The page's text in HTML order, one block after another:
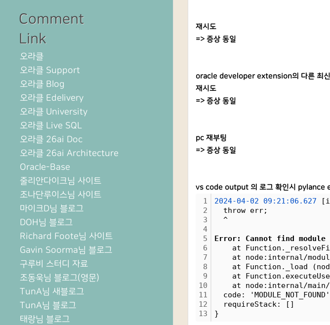
Comment
Link
오라클
오라클 Support
오라클 Blog
오라클 Edelivery
오라클 University
오라클 Live SQL
오라클 26ai Doc
오라클 26ai Architecture
Oracle-Base
줄리안다이크님 사이트
조나단루이스님 사이트
마이크D님 블로그
DOH님 블로그
Richard Foote님 사이트
Gavin Soorma님 블로그
구루비 스터디 자료
조동욱님 블로그(영문)
TunA님 새블로그
TunA님 블로그
태랑님 블로그
재시도
=> 증상 동일
oracle developer extension의 다른 최신
재시도
=> 증상 동일
pc 재부팅
=> 증상 동일
vs code output 의 로그 확인시 pylance
1
2
3
4
5
6
7
8
9
10
11
12
13
2024-04-02 09:21:06.627
throw err;
^
Error: Cannot find module
at
at node:internal/
at Function._load
at
at node:internal/main/
code:
requireStack: []
}